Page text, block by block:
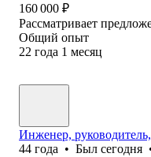
160 000 ₽
Рассматривает
Общий опыт
22 года 1 месяц
Инженер,
44 года • Был сегодня